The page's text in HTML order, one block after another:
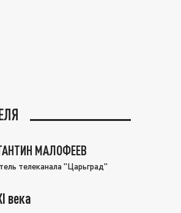
МАЛОФЕЕВ
телеканала "Царьград"
века